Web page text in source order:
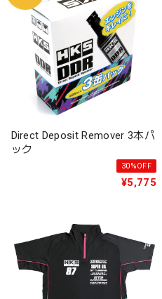
Direct Deposit Remover 3本パ
ック
30%OFF
¥5,775